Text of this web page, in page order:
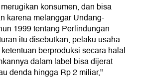
konsumen, dan bisa
karena melanggar Undang-
1999 tentang Perlindungan
itu disebutkan, pelaku usaha
berproduksi secara halal
dalam label bisa dijerat
denda hingga Rp 2 miliar,"